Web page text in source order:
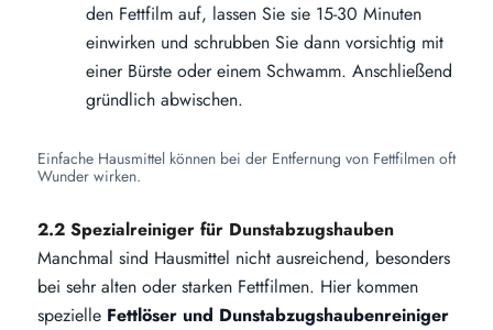
den Fettfilm auf, lassen Sie sie 15-30 Minuten
einwirken und schrubben Sie dann vorsichtig mit
einer Bürste oder einem Schwamm. Anschließend
gründlich abwischen.
Einfache Hausmittel können bei der Entfernung von Fettfilmen oft
Wunder wirken.
2.2 Spezialreiniger für Dunstabzugshauben
Manchmal sind Hausmittel nicht ausreichend, besonders
bei sehr alten oder starken Fettfilmen. Hier kommen
spezielle Fettlöser und Dunstabzugshaubenreiniger